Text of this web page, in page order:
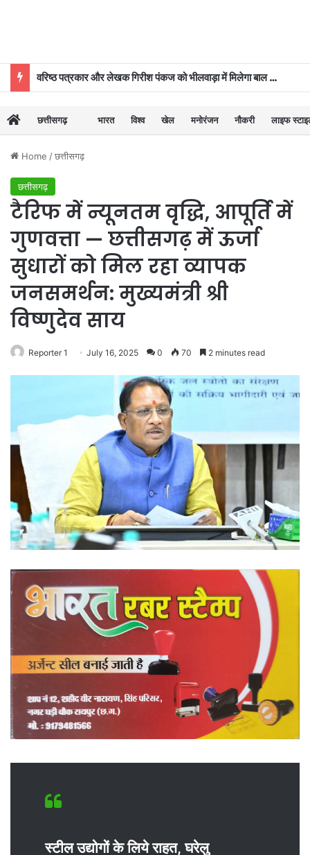
वरिष्ठ पत्रकार और लेखक गिरीश पंकज को भीलवाड़ा में मिलेगा बाल साहित्य सम्मान
छत्तीसगढ़ भारत विश्व खेल मनोरंजन नौकरी लाइफ
Home /छत्तीसगढ़
छत्तीसगढ़
टैरिफ में न्यूनतम वृद्धि, आपूर्ति में
गुणवत्ता — छत्तीसगढ़ में ऊर्जा
सुधारों को मिल रहा व्यापक
जनसमर्थन: मुख्यमंत्री श्री
विष्णुदेव साय
Reporter 1 July 16, 2025 0 70 2 minutes read
स्टील उद्योगों के लिये राहत, घरेलु